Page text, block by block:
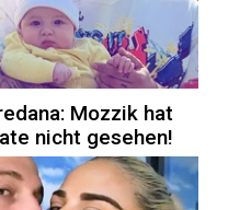
Mozzik hat
nicht gesehen!